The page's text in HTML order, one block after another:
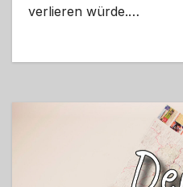
verlieren würde.…